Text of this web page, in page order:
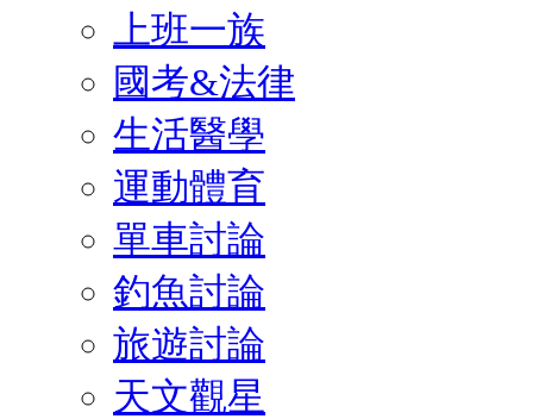
上班一族
國考&法律
生活醫學
運動體育
單車討論
釣魚討論
旅遊討論
天文觀星